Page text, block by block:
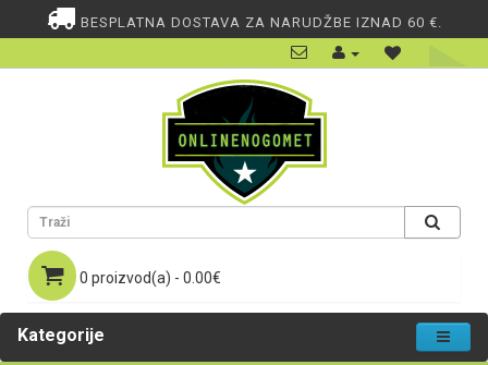
BESPLATNA DOSTAVA ZA NARUDŽBE IZNAD 60 €.
0 proizvod(a) - 0.00€
Kategorije